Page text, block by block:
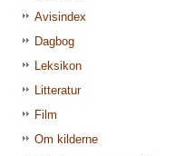
Avisindex
Dagbog
Leksikon
Litteratur
Film
Om kilderne